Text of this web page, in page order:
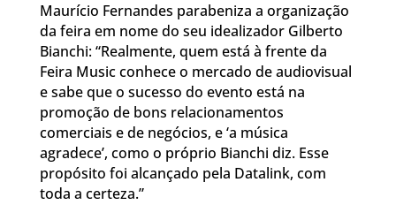
Maurício Fernandes parabeniza a organização
da feira em nome do seu idealizador Gilberto
Bianchi: “Realmente, quem está à frente da
Feira Music conhece o mercado de audiovisual
e sabe que o sucesso do evento está na
promoção de bons relacionamentos
comerciais e de negócios, e ‘a música
agradece’, como o próprio Bianchi diz. Esse
propósito foi alcançado pela Datalink, com
toda a certeza.”